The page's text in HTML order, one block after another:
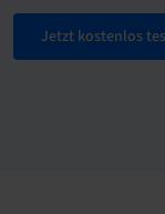
Jetzt kostenlos